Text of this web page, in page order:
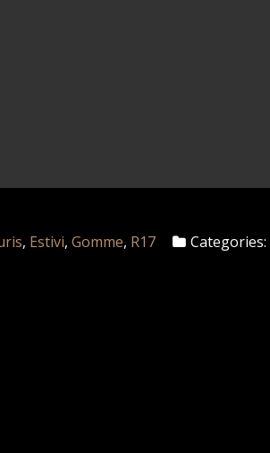
, Estivi,Gomme, R17 Categories: